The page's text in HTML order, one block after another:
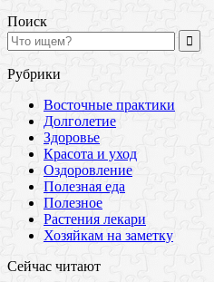
Поиск
Рубрики
Восточные практики
Долголетие
Здоровье
Красота и уход
Оздоровление
Полезная еда
Полезное
Растения лекари
Хозяйкам на заметку
Сейчас читают